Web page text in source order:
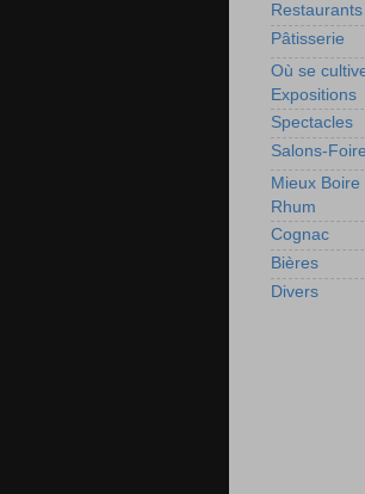
Restaurants
Pâtisserie
Où se
Expositions
Spectacles
Salons-
Mieux Boire
Rhum
Cognac
Bières
Divers